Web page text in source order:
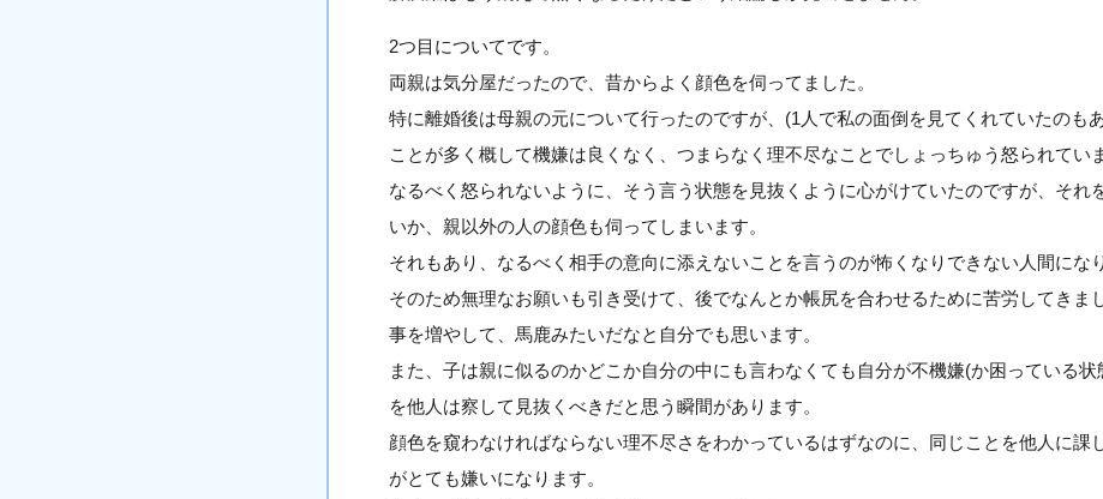
2つ目についてです。
両親は気分屋だったので、昔からよく顔色を伺ってました。
特に離婚後は母親の元について行ったのですが、(1人で私の面倒を見てくれていたのも
ことが多く概して機嫌は良くなく、つまらなく理不尽なことでしょっちゅう怒られてい
なるべく怒られないように、そう言う状態を見抜くように心がけていたのですが、それ
いか、親以外の人の顔色も伺ってしまいます。
それもあり、なるべく相手の意向に添えないことを言うのが怖くなりできない人間にな
そのため無理なお願いも引き受けて、後でなんとか帳尻を合わせるために苦労してきま
事を増やして、馬鹿みたいだなと自分でも思います。
また、子は親に似るのかどこか自分の中にも言わなくても自分が不機嫌(か困っている状
を他人は察して見抜くべきだと思う瞬間があります。
顔色を窺わなければならない理不尽さをわかっているはずなのに、同じことを他人に課
がとても嫌いになります。